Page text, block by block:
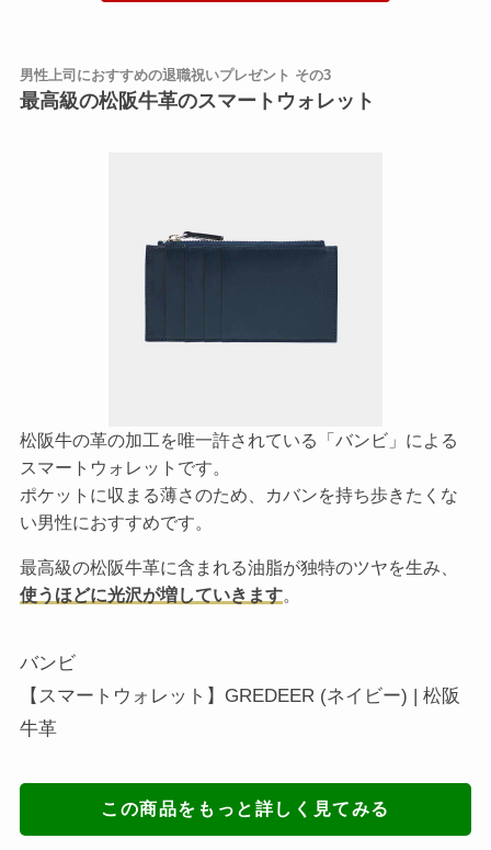
男性上司におすすめの退職祝いプレゼント その3
最高級の松阪牛革のスマートウォレット
松阪牛の革の加工を唯一許されている「バンビ」による
スマートウォレットです。
ポケットに収まる薄さのため、カバンを持ち歩きたくな
い男性におすすめです。
最高級の松阪牛革に含まれる油脂が独特のツヤを生み、
使うほどに光沢が増していきます。
バンビ
【スマートウォレット】GREDEER (ネイビー) | 松阪
牛革
この商品をもっと詳しく見てみる